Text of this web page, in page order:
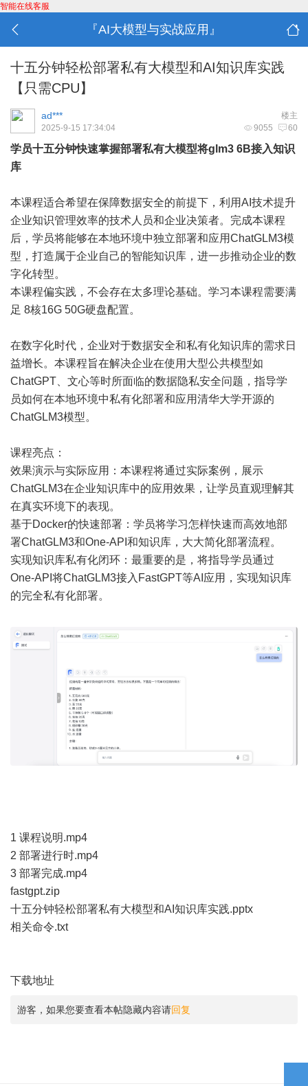
智能在线客服
『AI大模型与实战应用』
十五分钟轻松部署私有大模型和AI知识库实践
【只需CPU】
楼主
ad***
9055 60
2025-9-15 17:34:04
学员十五分钟快速掌握部署私有大模型将glm3 6B接入知识
库
本课程适合希望在保障数据安全的前提下，利用AI技术提升
企业知识管理效率的技术人员和企业决策者。完成本课程
后，学员将能够在本地环境中独立部署和应用ChatGLM3模
型，打造属于企业自己的智能知识库，进一步推动企业的数
字化转型。
本课程偏实践，不会存在太多理论基础。学习本课程需要满
足 8核16G 50G硬盘配置。
在数字化时代，企业对于数据安全和私有化知识库的需求日
益增长。本课程旨在解决企业在使用大型公共模型如
ChatGPT、文心等时所面临的数据隐私安全问题，指导学
员如何在本地环境中私有化部署和应用清华大学开源的
ChatGLM3模型。
课程亮点：
效果演示与实际应用：本课程将通过实际案例，展示
ChatGLM3在企业知识库中的应用效果，让学员直观理解其
在真实环境下的表现。
基于Docker的快速部署：学员将学习怎样快速而高效地部
署ChatGLM3和One-API和知识库，大大简化部署流程。
实现知识库私有化闭环：最重要的是，将指导学员通过
One-API将ChatGLM3接入FastGPT等AI应用，实现知识库
的完全私有化部署。
1 课程说明.mp4
2 部署进行时.mp4
3 部署完成.mp4
fastgpt.zip
十五分钟轻松部署私有大模型和AI知识库实践.pptx
相关命令.txt
下载地址
游客，如果您要查看本帖隐藏内容请回复